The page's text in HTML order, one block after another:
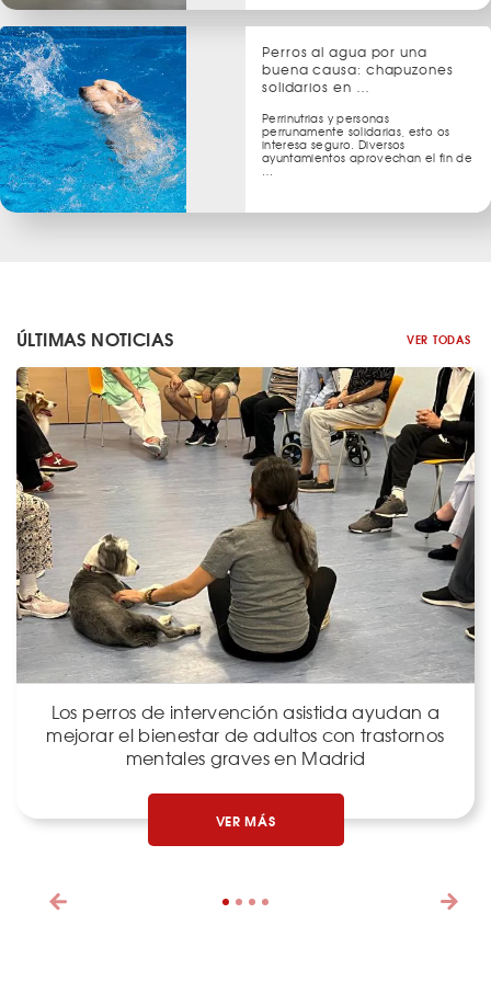
Perros al agua por una
buena causa: chapuzones
solidarios en …
Perrinutrias y personas
perrunamente solidarias, esto os
interesa seguro. Diversos
ayuntamientos aprovechan el fin de
…
ÚLTIMAS NOTICIAS VER TODAS
Los perros de intervención asistida ayudan a
mejorar el bienestar de adultos con trastornos
mentales graves en Madrid
VER MÁS